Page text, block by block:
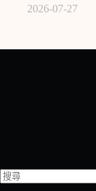
2026-07-27